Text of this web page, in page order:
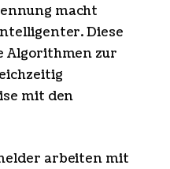
macht
Diese
Algorithmen zur
mit den
arbeiten mit